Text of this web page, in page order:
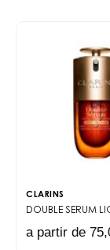
CLARINS
a partir de